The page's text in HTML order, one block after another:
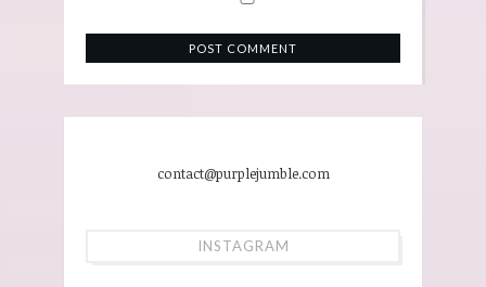
contact@purplejumble.com
INSTAGRAM